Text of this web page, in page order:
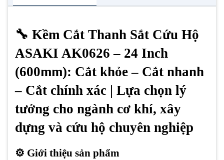
🔧 Kềm Cắt Thanh Sắt Cứu Hộ
ASAKI AK0626 – 24 Inch
(600mm): Cắt khỏe – Cắt nhanh
– Cắt chính xác | Lựa chọn lý
tưởng cho ngành cơ khí, xây
dựng và cứu hộ chuyên nghiệp
⚙️ Giới thiệu sản phẩm